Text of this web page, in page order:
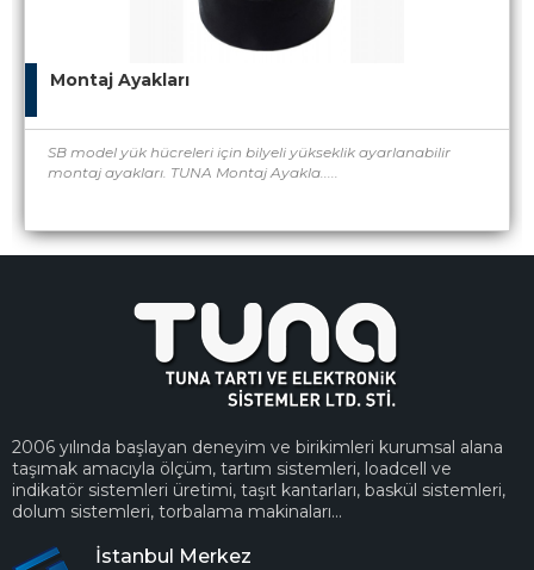
Montaj Ayakları
SB model yük hücreleri için bilyeli yükseklik ayarlanabilir
montaj ayakları. TUNA Montaj Ayakla.....
2006 yılında başlayan deneyim ve birikimleri kurumsal alana
taşımak amacıyla ölçüm, tartım sistemleri, loadcell ve
indikatör sistemleri üretimi, taşıt kantarları, baskül sistemleri,
dolum sistemleri, torbalama makinaları...
İstanbul Merkez